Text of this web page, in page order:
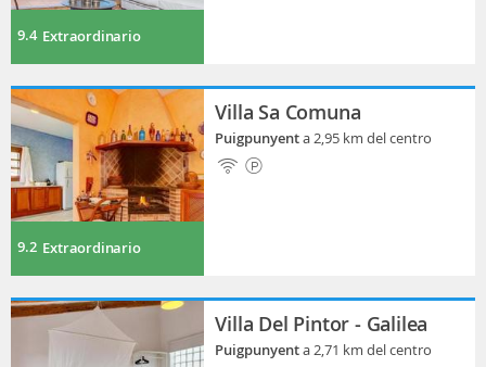
9.4 Extraordinario
9.2 Extraordinario
Villa Sa Comuna
Puigpunyenta 2,95 km del centro
Villa Del Pintor - Galilea
Puigpunyenta 2,71 km del centro